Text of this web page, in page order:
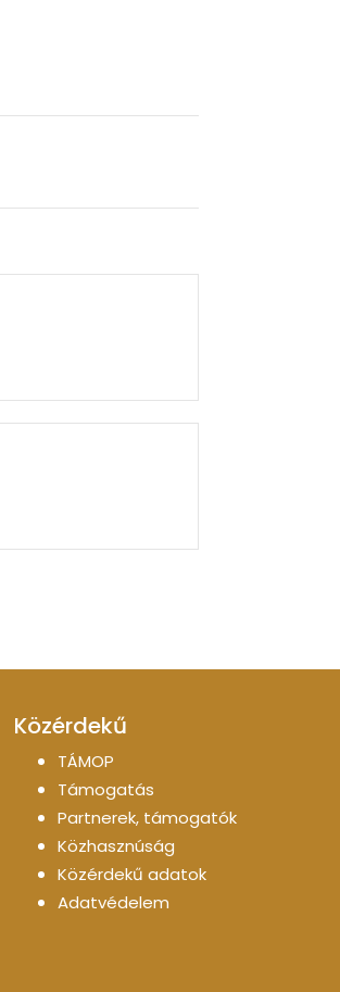
Közérdekű
TÁMOP
Támogatás
Partnerek, támogatók
Közhasznúság
Közérdekű adatok
Adatvédelem